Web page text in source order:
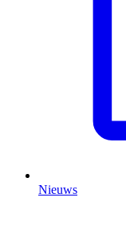
Nieuws